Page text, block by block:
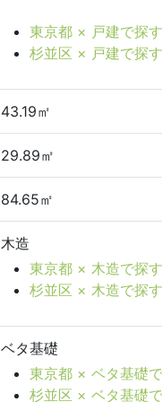
東京都 × 戸建で探す
杉並区 × 戸建で探す
43.19㎡
29.89㎡
84.65㎡
木造
東京都 × 木造で探す
杉並区 × 木造で探す
ベタ基礎
東京都 × ベタ基礎
杉並区 × ベタ基礎